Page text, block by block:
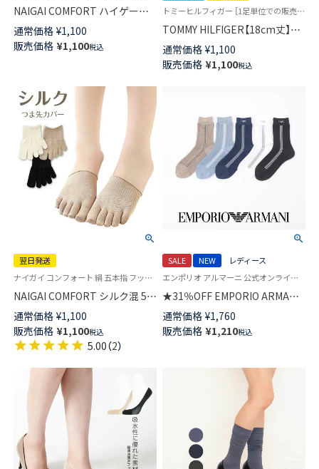
NAIGAI COMFORT ハイゲージ5
本指 ハーフ つま先用 カバーソ
ックス フットカバー レディー
ス 03070216
通常価格 ¥1,100
販売価格 ¥1,100税込
トミーヒルフィガー ［1足単位での販売です］ 学校 制服 靴下
TOMMY HILFIGER【18cm丈】ス
クールソックス ワンポイント
両面刺繍 レディース ショート
丈 ソックス 【365日最短翌日発
通常価格 ¥1,100
販売価格 ¥1,100税込
翌日発送
ナイガイ コンフォート 絹 五本指 フットキャップ 冷えとり フットカバー
NAIGAI COMFORT シルク混 5本
指 ハーフ つま先用 カバーソッ
クス レディース 【365日最短翌
日発送】03022224
通常価格 ¥1,100
販売価格 ¥1,100税込
5.00（2）
SALE NEW
レディース
エンポリオ アルマーニ 公式オンラインショップ 婦人 靴下
★31％OFF EMPORIO ARMANI
アイレット ストライプ クルー
丈 ソックス レディース 日本製
03447102
通常価格 ¥1,760
販売価格 ¥1,210税込